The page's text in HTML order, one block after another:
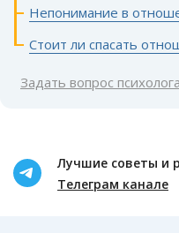
Непонимание в
Стоит ли спасать
Задать вопрос
Лучшие советы и
Телеграм канале